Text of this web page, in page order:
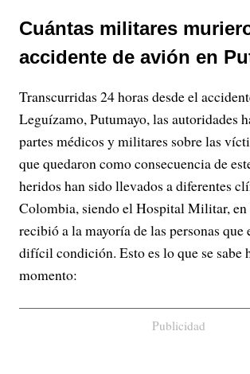
Cuántas militares
accidente de avión en
Transcurridas 24 horas desde el
Leguízamo, Putumayo, las autoridades
partes médicos y militares sobre las
que quedaron como consecuencia de
heridos han sido llevados a diferentes
Colombia, siendo el Hospital Militar, en
recibió a la mayoría de las personas que
difícil condición. Esto es lo que se sabe
momento:
Publicidad